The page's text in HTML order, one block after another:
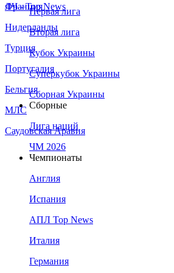
Франция
Нидерланды
Турция
Португалия
Бельгия
МЛС
Саудовская Аравия
ЛЧ - Top News
Первая лига
Вторая лига
Кубок Украины
Суперкубок Украины
Сборная Украины
Сборные
Лига наций
ЧМ 2026
Чемпионаты
Англия
Испания
АПЛ Top News
Италия
Германия